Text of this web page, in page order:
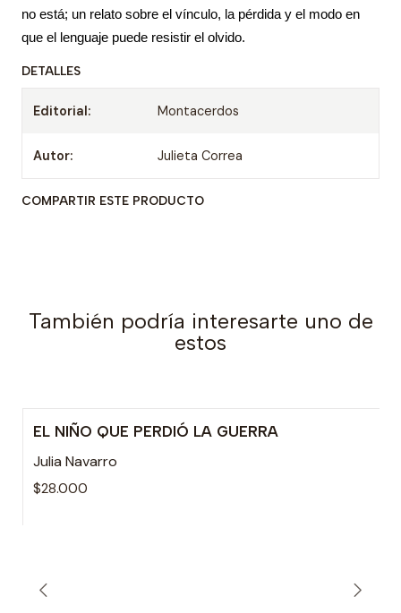
no está; un relato sobre el vínculo, la pérdida y el modo en
que el lenguaje puede resistir el olvido.
DETALLES
Editorial: Montacerdos
Autor: Julieta Correa
COMPARTIR ESTE PRODUCTO
También podría interesarte uno de
estos
EL NIÑO QUE PERDIÓ LA GUERRA
Julia Navarro
$28.000